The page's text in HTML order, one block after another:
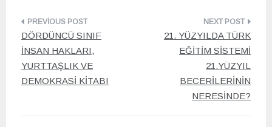
Yazı
gezinmesi
DÖRDÜNCÜ SINIF
İNSAN HAKLARI,
YURTTAŞLIK VE
DEMOKRASİ KİTABI
21. YÜZYILDA TÜRK
EĞİTİM SİSTEMİ
21.YÜZYIL
BECERİLERİNİN
NERESİNDE?